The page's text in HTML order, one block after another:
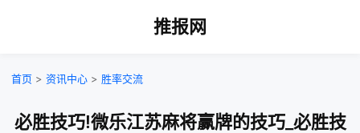
推报网
首页 > 资讯中心 > 胜率交流
必胜技巧!微乐江苏麻将赢牌的技巧_必胜技